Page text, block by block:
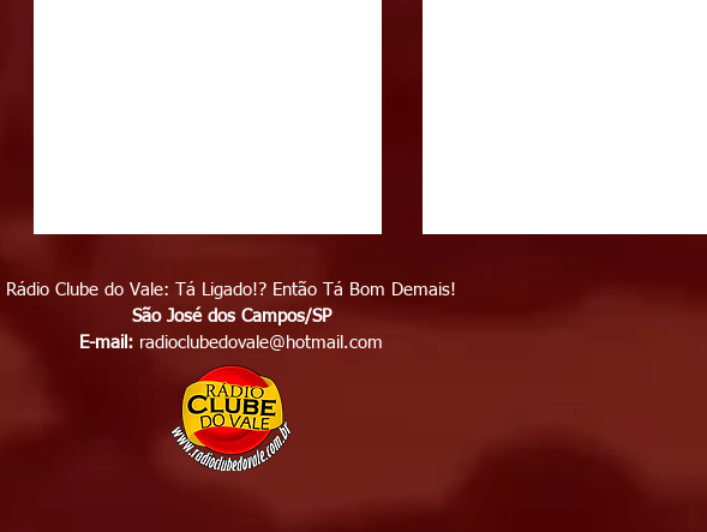
Polícia identifica suspeito
Rádio Clube do Vale: Tá Ligado!? Então Tá Bom Demais!
São José dos Campos/SP
E-mail: radioclubedovale@hotmail.com